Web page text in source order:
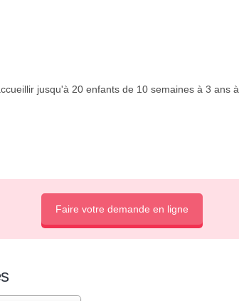
jusqu'à 20 enfants de 10 semaines à 3 ans à
Faire votre demande en ligne